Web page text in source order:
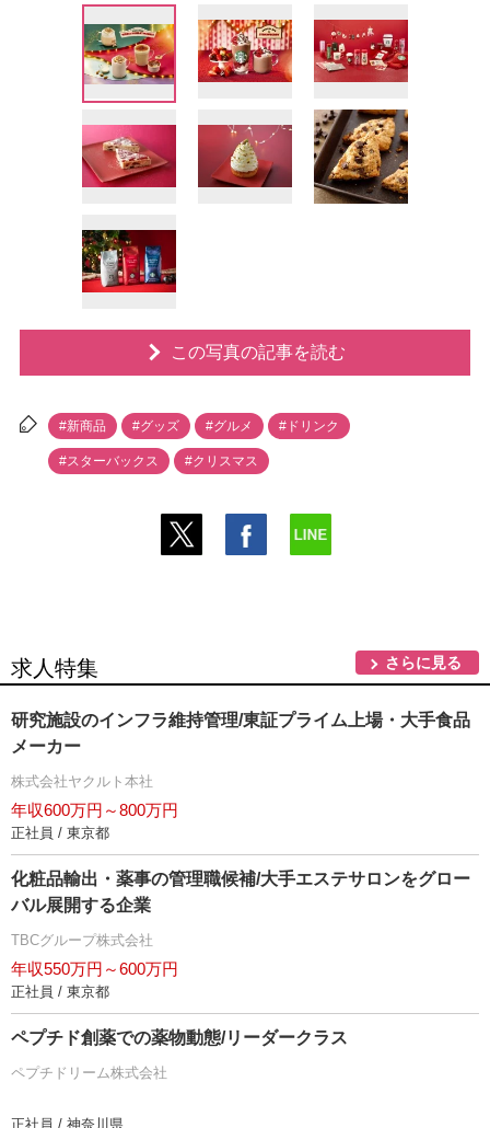
この写真の記事を読む
#新商品 #グッズ #グルメ #ドリンク
#スターバックス #クリスマス
求人特集 さらに見る
研究施設のインフラ維持管理/東証プライム上場・大手食品
メーカー
株式会社ヤクルト本社
年収600万円～800万円
正社員 / 東京都
化粧品輸出・薬事の管理職候補/大手エステサロンをグロー
バル展開する企業
TBCグループ株式会社
年収550万円～600万円
正社員 / 東京都
ペプチド創薬での薬物動態/リーダークラス
ペプチドリーム株式会社
正社員 / 神奈川県